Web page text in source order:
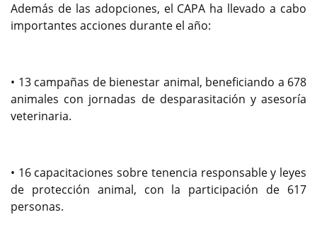
Además de las adopciones, el CAPA ha llevado a cabo
importantes acciones durante el año:
• 13 campañas de bienestar animal, beneficiando a 678
animales con jornadas de desparasitación y asesoría
veterinaria.
• 16 capacitaciones sobre tenencia responsable y leyes
de protección animal, con la participación de 617
personas.